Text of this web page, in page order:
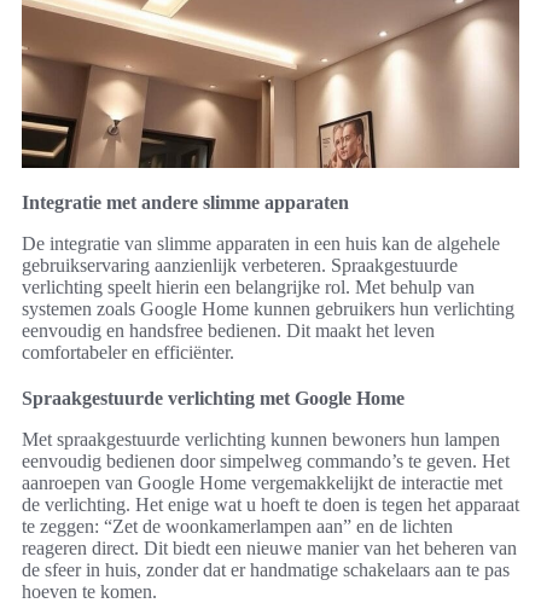
Integratie met andere slimme apparaten
De integratie van slimme apparaten in een huis kan de algehele
gebruikservaring aanzienlijk verbeteren. Spraakgestuurde
verlichting speelt hierin een belangrijke rol. Met behulp van
systemen zoals Google Home kunnen gebruikers hun verlichting
eenvoudig en handsfree bedienen. Dit maakt het leven
comfortabeler en efficiënter.
Spraakgestuurde verlichting met Google Home
Met spraakgestuurde verlichting kunnen bewoners hun lampen
eenvoudig bedienen door simpelweg commando’s te geven. Het
aanroepen van Google Home vergemakkelijkt de interactie met
de verlichting. Het enige wat u hoeft te doen is tegen het apparaat
te zeggen: “Zet de woonkamerlampen aan” en de lichten
reageren direct. Dit biedt een nieuwe manier van het beheren van
de sfeer in huis, zonder dat er handmatige schakelaars aan te pas
hoeven te komen.